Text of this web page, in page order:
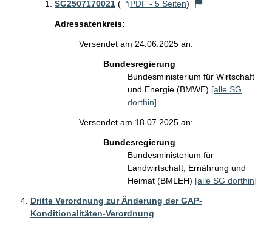
SG2507170021 ( PDF - 5 Seiten)
Adressatenkreis:
Versendet am 24.06.2025 an:
Bundesregierung
Bundesministerium für Wirtschaft
und Energie (BMWE) [alle SG
dorthin]
Versendet am 18.07.2025 an:
Bundesregierung
Bundesministerium für
Landwirtschaft, Ernährung und
Heimat (BMLEH) [alle SG dorthin]
Dritte Verordnung zur Änderung der GAP-
Konditionalitäten-Verordnung